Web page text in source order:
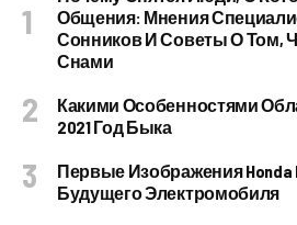
Общения: Мнения
Сонников И Советы О Том,
Снами
Какими Особенностями
2021 Год Быка
Первые Изображения Honda
Будущего Электромобиля